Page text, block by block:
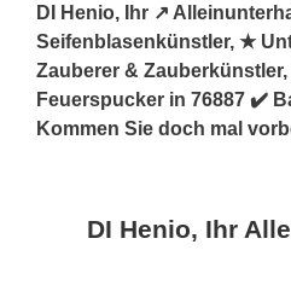
DI Henio, Ihr ↗️
Seifenblasenkünstler, ★
Zauberer &
Feuerspucker in 76887 ✔️
Kommen Sie doch mal
DI Henio, Ihr